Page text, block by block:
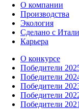
О компании
Производства
Экология
Сделано с
Карьера
О конкурсе
Победители
Победители
Победители
Победители
Победители